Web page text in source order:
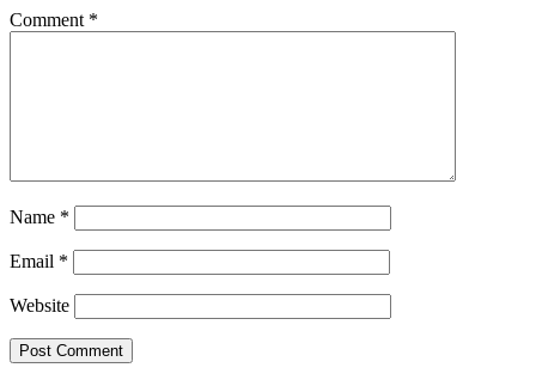
Comment *
Name *
Email *
Website